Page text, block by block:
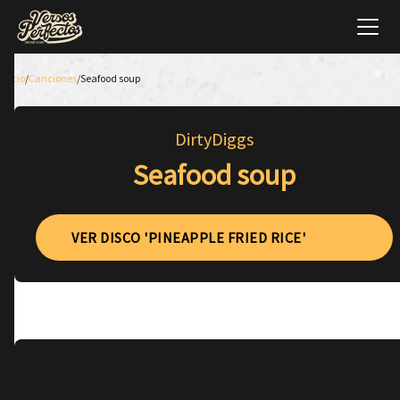
Inicio/Canciones/Seafood soup
DirtyDiggs
Seafood soup
VER DISCO 'PINEAPPLE FRIED RICE'